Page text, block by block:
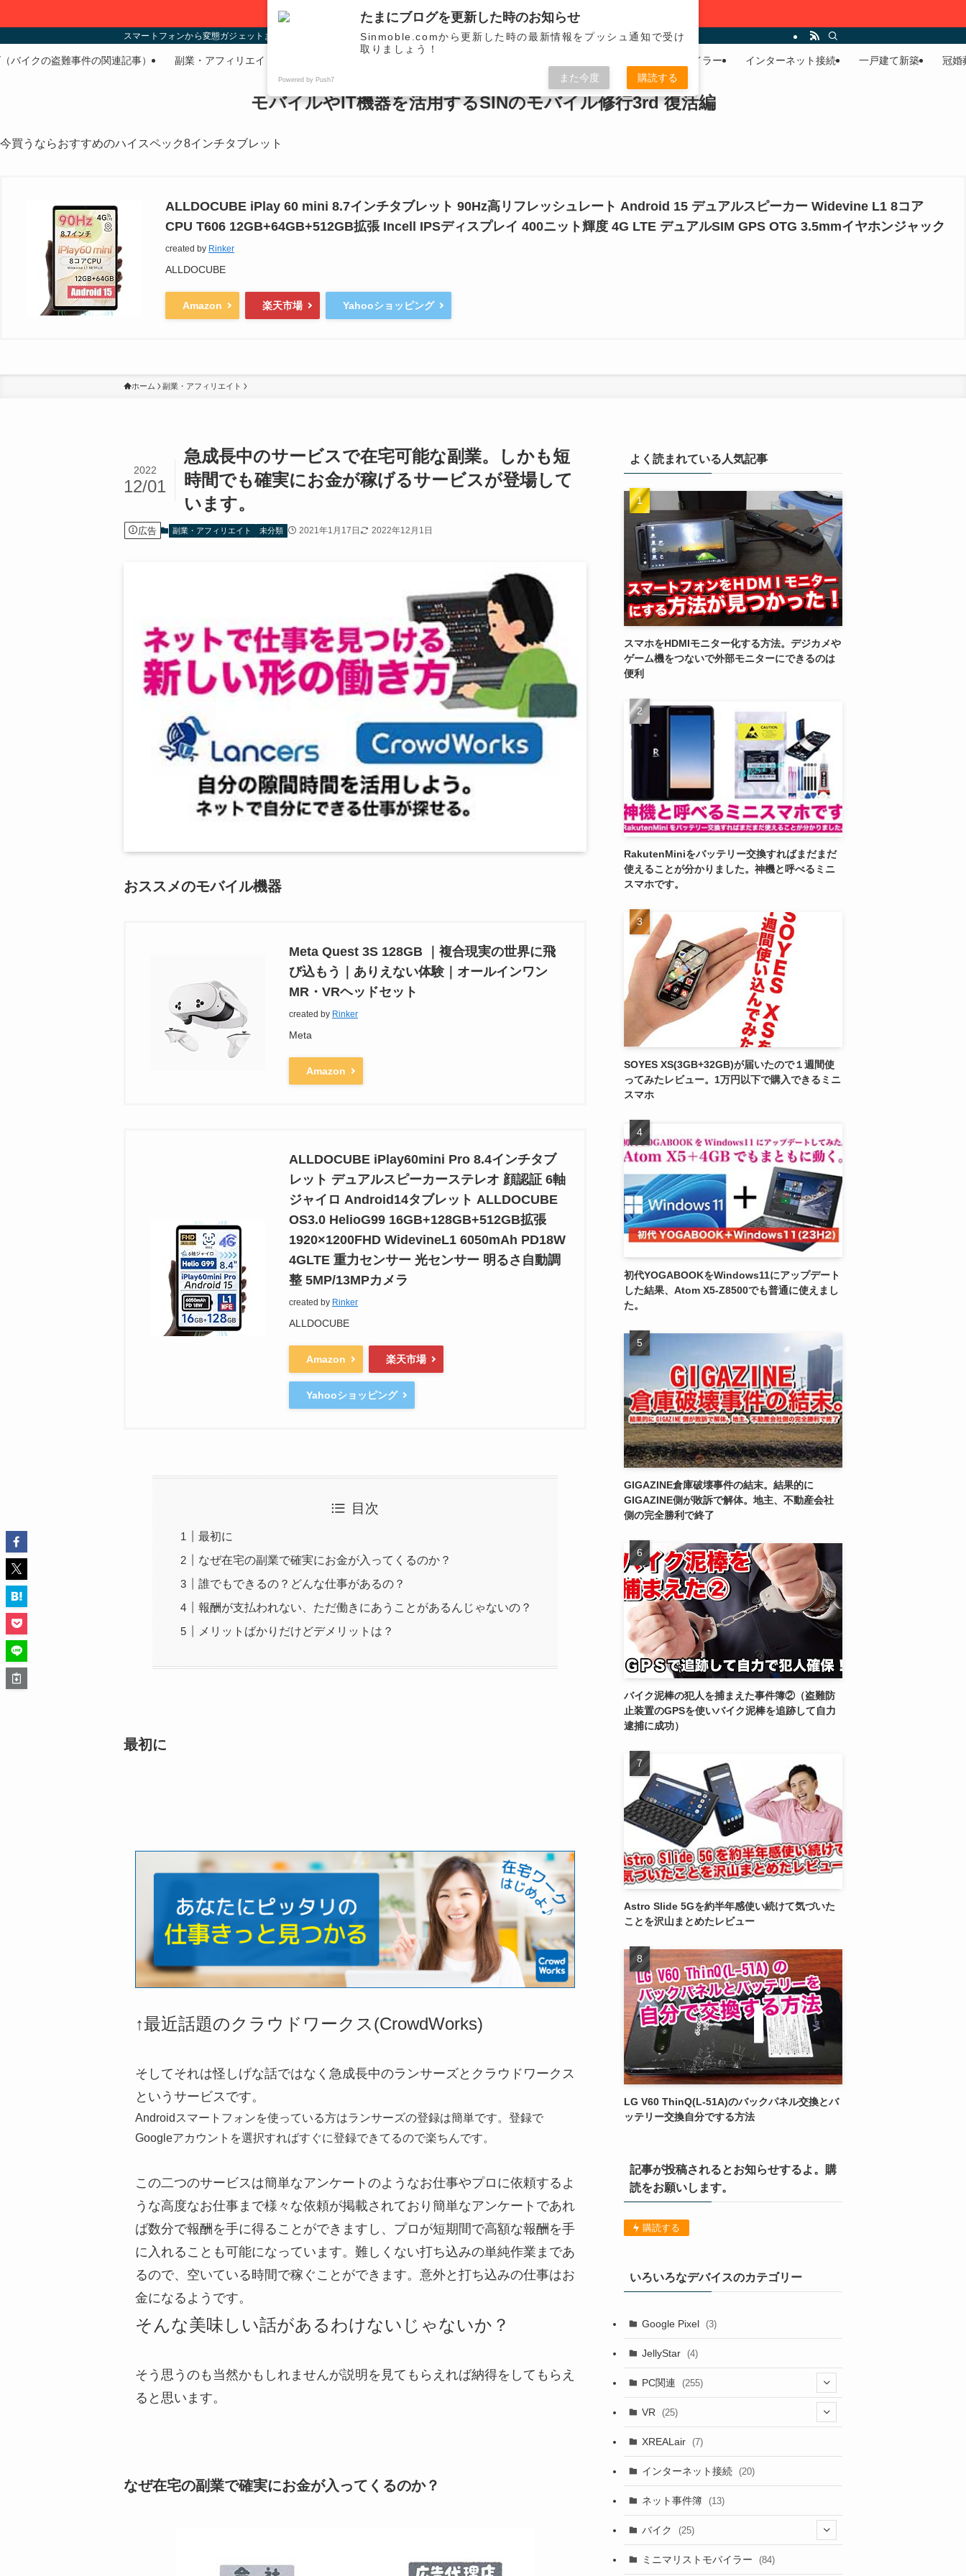
サイトデザインをリニューアルしました。
スマートフォンから変態ガジェットまであらゆるモバイル端末を取り扱います。
モバイルやIT機器を活用するSINのモバイル修行3rd 復活編
バイクの盗難事件の関連記事） 副業・アフィリエイト ミニマリストモバイラー インターネット接続 一戸建て新築 冠婚
今買うならおすすめのハイスペック8インチタブレット
ALLDOCUBE iPlay 60 mini 8.7インチタブレット 90Hz高リフレッシュレート Android 15 デュアルスピーカー Widevine L1 8コア
CPU T606 12GB+64GB+512GB拡張 Incell IPSディスプレイ 400ニット輝度 4G LTE デュアルSIM GPS OTG 3.5mmイヤホンジャック
created by Rinker
ALLDOCUBE
Amazon 楽天市場 Yahooショッピング
ホーム 副業・アフィリエイト
急成長中のサービスで在宅可能な副業。しかも短
時間でも確実にお金が稼げるサービスが登場して
います。
2022
12/01
広告 副業・アフィリエイト 未分類 2021年1月17日 2022年12月1日
おススメのモバイル機器
Meta Quest 3S 128GB ｜複合現実の世界に飛
び込もう｜ありえない体験｜オールインワン
MR・VRヘッドセット
created by Rinker
Meta
Amazon
ALLDOCUBE iPlay60mini Pro 8.4インチタブ
レット デュアルスピーカーステレオ 顔認証 6軸
ジャイロ Android14タブレット ALLDOCUBE
OS3.0 HelioG99 16GB+128GB+512GB拡張
1920×1200FHD WidevineL1 6050mAh PD18W
4GLTE 重力センサー 光センサー 明るさ自動調
整 5MP/13MPカメラ
created by Rinker
ALLDOCUBE
Amazon 楽天市場
Yahooショッピング
目次
最初に
なぜ在宅の副業で確実にお金が入ってくるのか？
誰でもできるの？どんな仕事があるの？
報酬が支払われない、ただ働きにあうことがあるんじゃないの？
メリットばかりだけどデメリットは？
最初に
↑最近話題のクラウドワークス(CrowdWorks)
そしてそれは怪しげな話ではなく急成長中のランサーズとクラウドワークス
というサービスです。
Androidスマートフォンを使っている方はランサーズの登録は簡単です。登録で
Googleアカウントを選択すればすぐに登録できてるので楽ちんです。
この二つのサービスは簡単なアンケートのようなお仕事やプロに依頼するよ
うな高度なお仕事まで様々な依頼が掲載されており簡単なアンケートであれ
ば数分で報酬を手に得ることができますし、プロが短期間で高額な報酬を手
に入れることも可能になっています。難しくない打ち込みの単純作業まであ
るので、空いている時間で稼ぐことができます。意外と打ち込みの仕事はお
金になるようです。
そんな美味しい話があるわけないじゃないか？
そう思うのも当然かもしれませんが説明を見てもらえれば納得をしてもらえ
ると思います。
なぜ在宅の副業で確実にお金が入ってくるのか？
よく読まれている人気記事
スマホをHDMIモニター化する方法。デジカメや
ゲーム機をつないで外部モニターにできるのは
便利
RakutenMiniをバッテリー交換すればまだまだ
使えることが分かりました。神機と呼べるミニ
スマホです。
SOYES XS(3GB+32GB)が届いたので１週間使
ってみたレビュー。1万円以下で購入できるミニ
スマホ
初代YOGABOOKをWindows11にアップデート
した結果、Atom X5-Z8500でも普通に使えまし
た。
GIGAZINE倉庫破壊事件の結末。結果的に
GIGAZINE側が敗訴で解体。地主、不動産会社
側の完全勝利で終了
バイク泥棒の犯人を捕まえた事件簿②（盗難防
止装置のGPSを使いバイク泥棒を追跡して自力
逮捕に成功）
Astro Slide 5Gを約半年感使い続けて気づいた
ことを沢山まとめたレビュー
LG V60 ThinQ(L-51A)のバックパネル交換とバ
ッテリー交換自分でする方法
記事が投稿されるとお知らせするよ。購
読をお願いします。
購読する
いろいろなデバイスのカテゴリー
Google Pixel (3)
JellyStar (4)
PC関連 (255)
(9)
(1)
(2)
VR (25)
(18)
(13)
XREALair (7)
インターネット接続 (20)
ネット事件簿 (13)
バイク (25)
(8)
ミニマリストモバイラー (84)
たまにブログを更新した時のお知らせ
Sinmoble.comから更新した時の最新情報をプッシュ通知で受け
取りましょう！
Powered by Push7 また今度 購読する